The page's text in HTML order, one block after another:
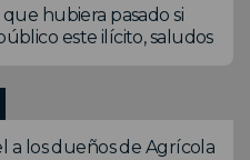
hubiera pasado si
este ilícito, saludos
a los dueños de Agrícola